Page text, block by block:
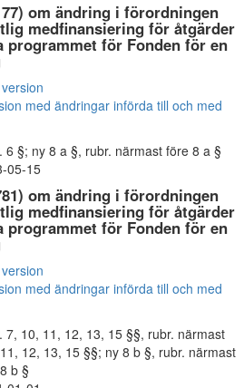
om ändring i förordningen
medfinansiering för åtgärder
programmet för Fonden för en
med ändringar införda till och med
6 §; ny 8 a §, rubr. närmast före 8 a §
05-15
om ändring i förordningen
medfinansiering för åtgärder
programmet för Fonden för en
med ändringar införda till och med
7, 10, 11, 12, 13, 15 §§, rubr. närmast
12, 13, 15 §§; ny 8 b §, rubr. närmast
b §